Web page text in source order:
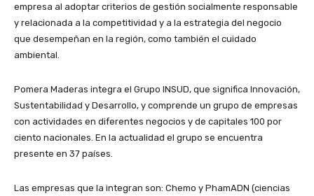
empresa al adoptar criterios de gestión socialmente responsable
y relacionada a la competitividad y a la estrategia del negocio
que desempeñan en la región, como también el cuidado
ambiental.
Pomera Maderas integra el Grupo INSUD, que significa Innovación,
Sustentabilidad y Desarrollo, y comprende un grupo de empresas
con actividades en diferentes negocios y de capitales 100 por
ciento nacionales. En la actualidad el grupo se encuentra
presente en 37 países.
Las empresas que la integran son: Chemo y PhamADN (ciencias